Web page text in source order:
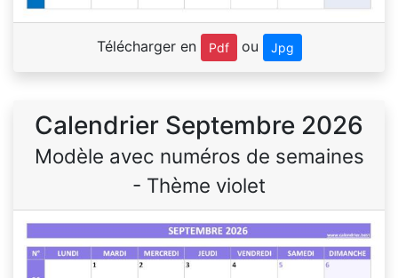
Télécharger en Pdf ou Jpg
Calendrier Septembre 2026
Modèle avec numéros de semaines
- Thème violet